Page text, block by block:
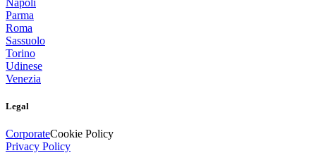
Parma
Roma
Sassuolo
Torino
Udinese
Venezia
Legal
CorporateCookie Policy
Privacy Policy